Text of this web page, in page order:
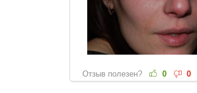
Отзыв полезен? 0 0